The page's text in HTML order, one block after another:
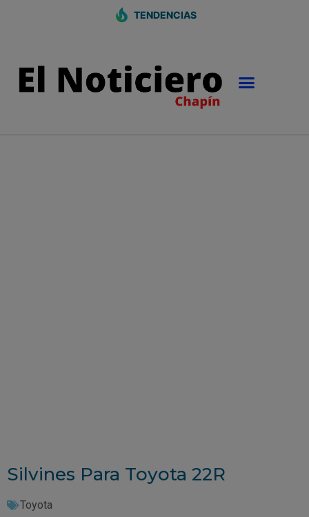
TENDENCIAS
Silvines Para Toyota 22R
Toyota